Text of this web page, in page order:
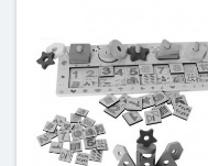
Развивающая игрушка
Возраст
От 3-х лет
Возрастная группа
От 3 лет